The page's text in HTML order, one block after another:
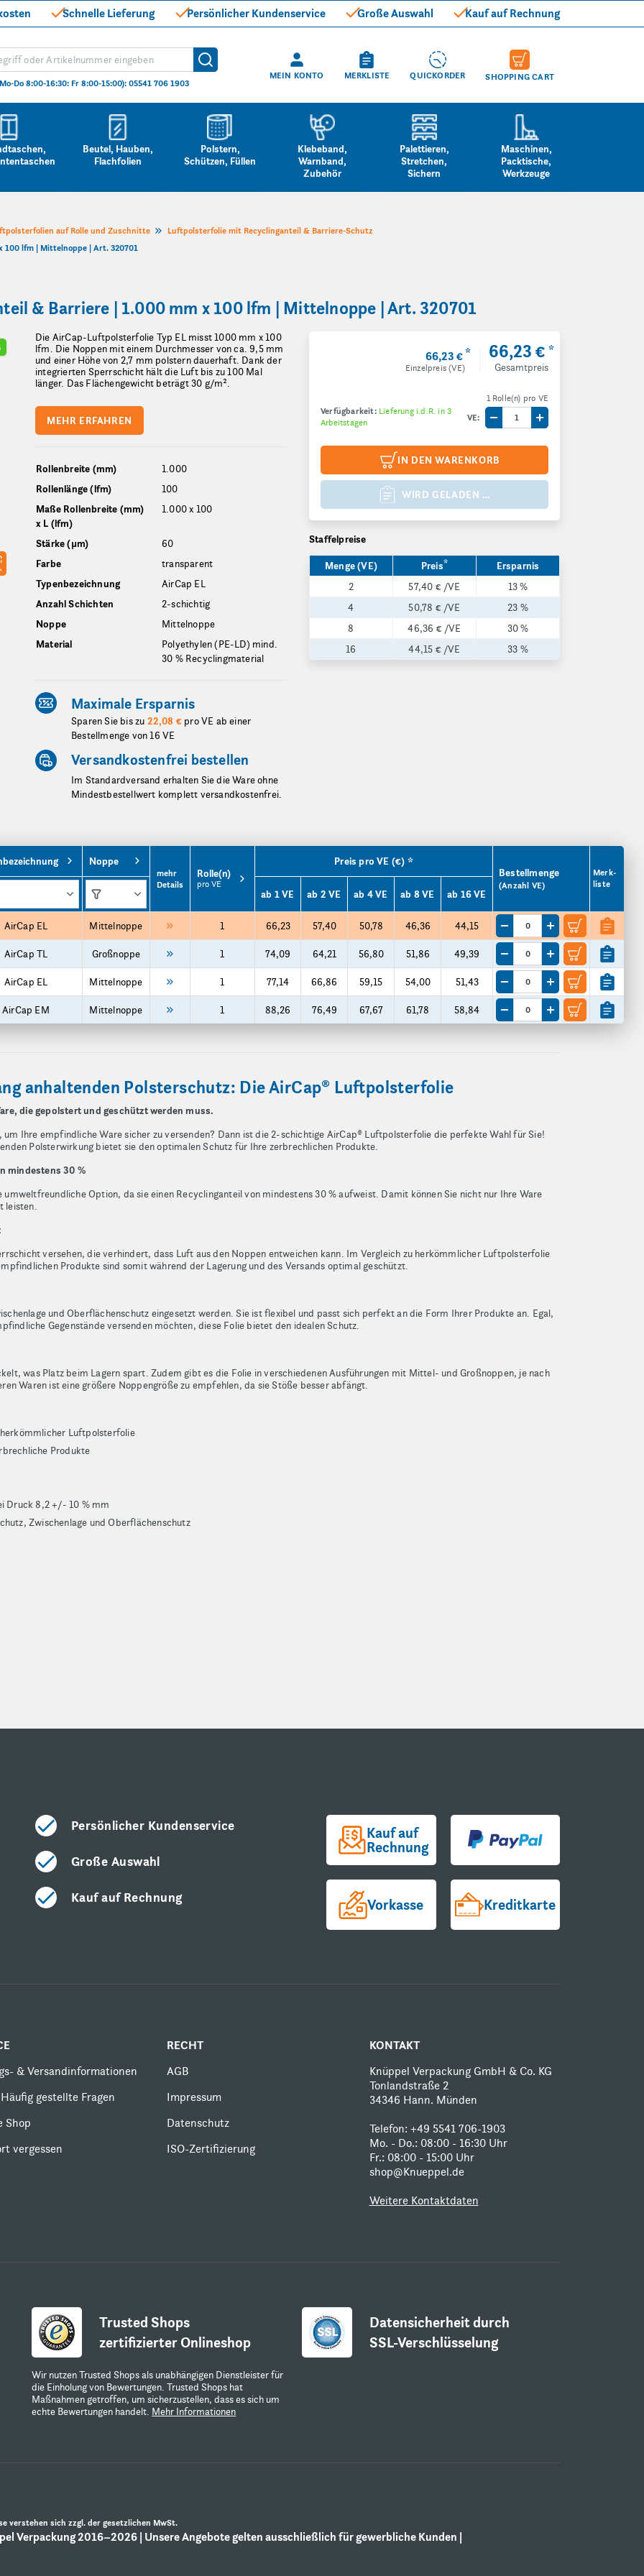
Schnelle Lieferung Persönlicher Kundenservice Große Auswahl Kauf auf Rechnung
Suche
Do 8:00-16:30: Fr 8:00-15:00): 05541 706 1903
MEIN KONTO MERKLISTE QUICKORDER SHOPPING CART
Beutel, Hauben,
Flachfolien
Polstern,
Schützen, Füllen
Klebeband,
Warnband,
Zubehör
Palettieren,
Stretchen,
Sichern
Maschinen,
Packtische,
Werkzeuge
auf Rolle und Zuschnitte
Luftpolsterfolie mit Recyclinganteil & Barriere-Schutz
100 lfm | Mittelnoppe | Art. 320701
& Barriere | 1.000 mm x 100 lfm | Mittelnoppe | Art. 320701
Die AirCap-Luftpolsterfolie Typ EL misst 1000 mm x 100
lfm. Die Noppen mit einem Durchmesser von ca. 9,5 mm
und einer Höhe von 2,7 mm polstern dauerhaft. Dank der
integrierten Sperrschicht hält die Luft bis zu 100 Mal
länger. Das Flächengewicht beträgt 30 g/m².
MEHR ERFAHREN
Rollenbreite (mm)
1.000
Rollenlänge (lfm)
100
Maße Rollenbreite (mm)
x L (lfm)
1.000 x 100
Stärke (µm)
60
Farbe
transparent
Typenbezeichnung
AirCap EL
Anzahl Schichten
2-schichtig
Noppe
Mittelnoppe
Material
Polyethylen (PE-LD) mind.
30 % Recyclingmaterial
Maximale Ersparnis
Sparen Sie bis zu 22,08 € pro VE ab einer
Bestellmenge von 16 VE
Versandkostenfrei bestellen
Im Standardversand erhalten Sie die Ware ohne
Mindestbestellwert komplett versandkostenfrei.
66,23 €*
Einzelpreis (VE)
66,23 € *
Gesamtpreis
Verfügbarkeit: Lieferung i.d.R. in 3
Arbeitstagen
1 Rolle(n) pro VE
VE:
Menge um eine VE reduzieren
Menge um eine VE
IN DEN WARENKORB
WIRD GELADEN …
Staffelpreise
Menge (VE) Preis*
Ersparnis
2
57,40 € /VE
13 %
4
50,78 € /VE
23 %
8
46,36 € /VE
30 %
16
44,15 € /VE 33 %
Noppe
mehr
Details
Rolle(n)
pro VE
Preis pro VE (€) *
Bestellmenge
(Anzahl VE)
Merk­
liste
ab 1 VE ab 2 VE ab 4 VE ab 8 VE ab 16 VE
AirCap EL Mittelnoppe 1 66,23 57,40 50,78 46,36 44,15 Menge um eine VE reduzieren
Menge um eine VE
AirCap TL Großnoppe 1 74,09 64,21 56,80 51,86 49,39 Menge um eine VE reduzieren
Menge um eine VE
AirCap EL Mittelnoppe 1 77,14 66,86 59,15 54,00 51,43 Menge um eine VE reduzieren
Menge um eine VE
AirCap EM Mittelnoppe 1 88,26 76,49 67,67 61,78 58,84 Menge um eine VE reduzieren
Menge um eine VE
anhaltenden Polsterschutz: Die AirCap® Luftpolsterfolie
die gepolstert und geschützt werden muss.
um Ihre empfindliche Ware sicher zu versenden? Dann ist die 2-schichtige AirCap® Luftpolsterfolie die perfekte Wahl für Sie!
Polsterwirkung bietet sie den optimalen Schutz für Ihre zerbrechlichen Produkte.
mindestens 30 %
Option, da sie einen Recyclinganteil von mindestens 30 % aufweist. Damit können Sie nicht nur Ihre Ware
leisten.
versehen, die verhindert, dass Luft aus den Noppen entweichen kann. Im Vergleich zu herkömmlicher Luftpolsterfolie
Produkte sind somit während der Lagerung und des Versands optimal geschützt.
und Oberflächenschutz eingesetzt werden. Sie ist flexibel und passt sich perfekt an die Form Ihrer Produkte an. Egal,
Gegenstände versenden möchten, diese Folie bietet den idealen Schutz.
was Platz beim Lagern spart. Zudem gibt es die Folie in verschiedenen Ausführungen mit Mittel- und Großnoppen, je nach
Waren ist eine größere Noppengröße zu empfehlen, da sie Stöße besser abfängt.
Luftpolsterfolie
Produkte
Druck 8,2 +/- 10 % mm
Zwischenlage und Oberflächenschutz
Persönlicher Kundenservice
Große Auswahl
Kauf auf Rechnung
Kauf auf
Rechnung
Vorkasse Kreditkarte
& Versandinformationen
gestellte Fragen
Shop
vergessen
RECHT
AGB
Impressum
Datenschutz
ISO-Zertifizierung
KONTAKT
Knüppel Verpackung GmbH & Co. KG
Tonlandstraße 2
34346 Hann. Münden
Telefon: +49 5541 706-1903
Mo. - Do.: 08:00 - 16:30 Uhr
Fr.: 08:00 - 15:00 Uhr
shop@Knueppel.de
Weitere Kontaktdaten
Trusted Shops
zertifizierter Onlineshop
Wir nutzen Trusted Shops als unabhängigen Dienstleister für
die Einholung von Bewertungen. Trusted Shops hat
Maßnahmen getroffen, um sicherzustellen, dass es sich um
echte Bewertungen handelt. Mehr Informationen
Datensicherheit durch
SSL-Verschlüsselung
verstehen sich zzgl. der gesetzlichen MwSt.
Verpackung 2016–2026 | Unsere Angebote gelten ausschließlich für gewerbliche Kunden |